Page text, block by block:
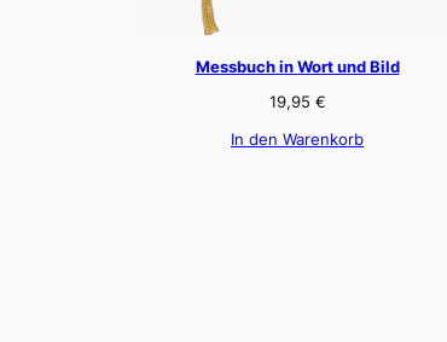
Messbuch in Wort und Bild
19,95 €
In den Warenkorb